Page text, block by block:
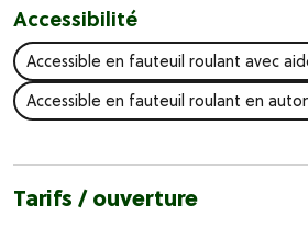
Accessibilité
Accessible en fauteuil roulant avec
Accessible en fauteuil roulant en
Tarifs / ouverture